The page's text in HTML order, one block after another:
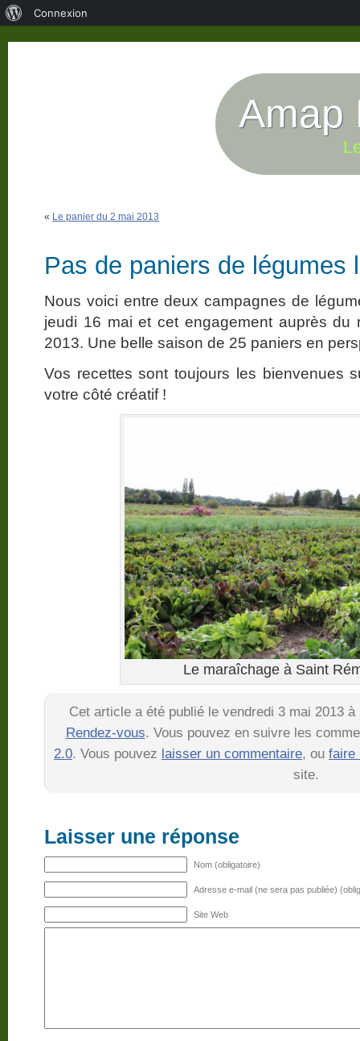
Amap
« Le panier du 2 mai 2013
Pas de paniers de légumes
Nous voici entre deux campagnes de
jeudi 16 mai et cet engagement auprès du
2013. Une belle saison de 25 paniers en
Vos recettes sont toujours les bienvenues
votre côté créatif !
Le maraîchage à Saint
Cet article a été publié le vendredi 3 mai 2013
Rendez-vous. Vous pouvez en suivre les
2.0. Vous pouvez laisser un commentaire, ou faire
site.
Laisser une réponse
Nom (obligatoire)
Adresse e-mail (ne sera pas publiée)
Site Web
Connexion